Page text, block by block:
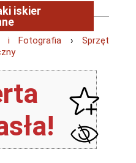
iskier
i Fotografia ›Sprzęt